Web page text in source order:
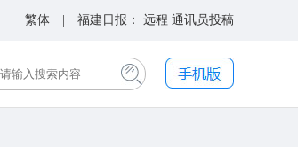
繁体 | 福建日报： 远程 通讯员投稿